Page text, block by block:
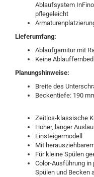
Ablaufsystem
pflegeleicht
Lieferumfang:
Ablaufgarnitur mit
Keine
Planungshinweise:
Breite des
Beckentiefe: 190
Zeitlos-klassische
Hoher, langer
Einsteigermodell
Mit
Für kleine Spülen
Color-Ausführung
Spülen und Becken